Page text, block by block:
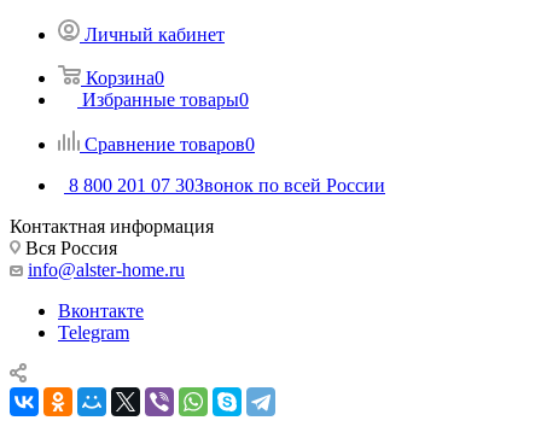
Личный кабинет
Корзина0
Избранные товары0
Сравнение товаров0
8 800 201 07 30Звонок по всей России
Контактная информация
Вся Россия
info@alster-home.ru
Вконтакте
Telegram